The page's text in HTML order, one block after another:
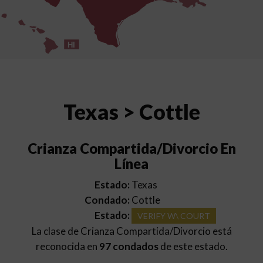
HI
Texas > Cottle
Crianza Compartida/Divorcio En
Línea
Estado: Texas
Condado: Cottle
Estado:
VERIFY W\ COURT
La clase de Crianza Compartida/Divorcio está
reconocida en 97 condadosde este estado.